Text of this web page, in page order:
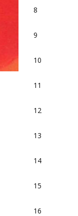
8
9
10
11
12
13
14
15
16